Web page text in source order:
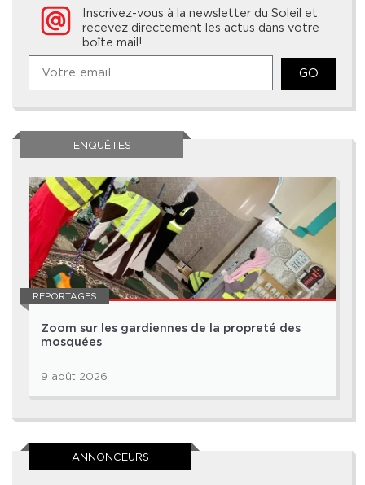
Inscrivez-vous à la newsletter du Soleil et
recevez directement les actus dans votre
boîte mail!
GO
ENQUÊTES
REPORTAGES
Zoom sur les gardiennes de la propreté des
mosquées
9 août 2026
ANNONCEURS